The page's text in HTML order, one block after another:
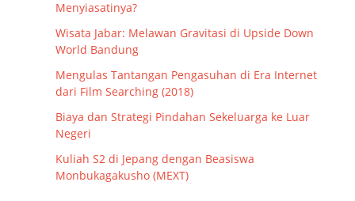
Menyiasatinya?
Wisata Jabar: Melawan Gravitasi di Upside Down
World Bandung
Mengulas Tantangan Pengasuhan di Era Internet
dari Film Searching (2018)
Biaya dan Strategi Pindahan Sekeluarga ke Luar
Negeri
Kuliah S2 di Jepang dengan Beasiswa
Monbukagakusho (MEXT)